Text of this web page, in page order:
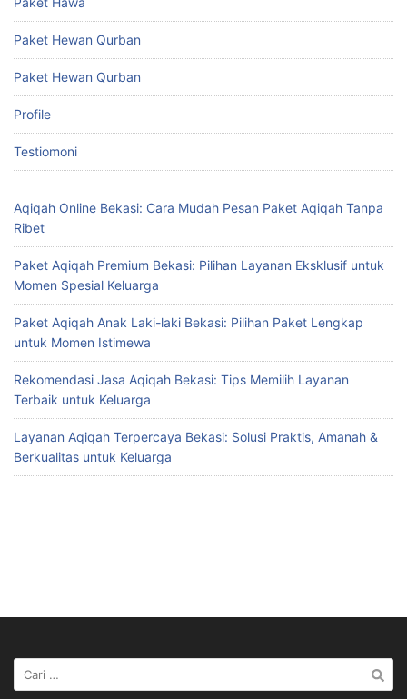
Paket Hewan Qurban
Paket Hewan Qurban
Profile
Testiomoni
Aqiqah Online Bekasi: Cara Mudah Pesan Paket Aqiqah Tanpa
Ribet
Paket Aqiqah Premium Bekasi: Pilihan Layanan Eksklusif untuk
Momen Spesial Keluarga
Paket Aqiqah Anak Laki-laki Bekasi: Pilihan Paket Lengkap
untuk Momen Istimewa
Rekomendasi Jasa Aqiqah Bekasi: Tips Memilih Layanan
Terbaik untuk Keluarga
Layanan Aqiqah Terpercaya Bekasi: Solusi Praktis, Amanah &
Berkualitas untuk Keluarga
Cari
untuk: